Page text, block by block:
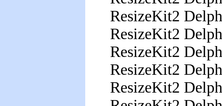
ResizeKit2
ResizeKit2
ResizeKit2
ResizeKit2
ResizeKit2